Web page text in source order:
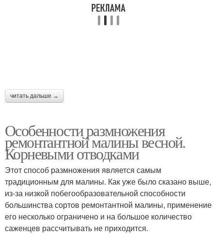
читать дальше →
Особенности размножения
ремонтантной малины весной.
Корневыми отводками
Этот способ размножения является самым
традиционным для малины. Как уже было сказано выше,
из-за низкой побегообразовательной способности
большинства сортов ремонтантной малины, применение
его несколько ограничено и на большое количество
саженцев рассчитывать не приходится.